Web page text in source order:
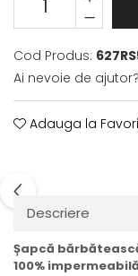
Cod Produs:
Ai nevoie de ajutor?
Adauga la
Descriere
Șapcă
100% impermeabilă